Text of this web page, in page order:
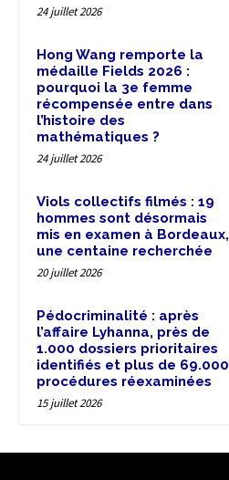
24 juillet 2026
Hong Wang remporte la
médaille Fields 2026 :
pourquoi la 3e femme
récompensée entre dans
l’histoire des
mathématiques ?
24 juillet 2026
Viols collectifs filmés : 19
hommes sont désormais
mis en examen à Bordeaux,
une centaine recherchée
20 juillet 2026
Pédocriminalité : après
l’affaire Lyhanna, près de
1.000 dossiers prioritaires
identifiés et plus de 69.000
procédures réexaminées
15 juillet 2026